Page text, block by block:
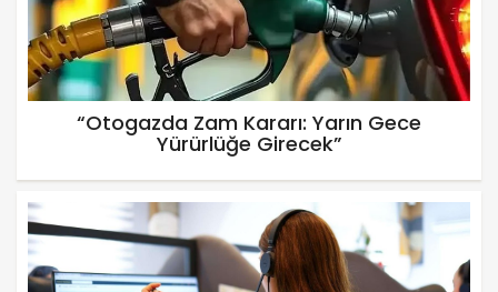
“Otogazda Zam Kararı: Yarın Gece
Yürürlüğe Girecek”